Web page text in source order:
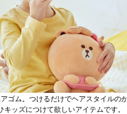
ゴム。つけるだけでヘアスタイルの
キッズにつけて欲しいアイテムです。